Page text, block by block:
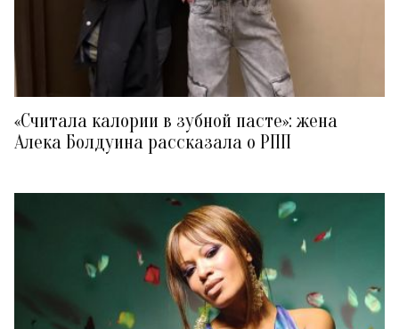
«Считала калории в зубной пасте»: жена
Алека Болдуина рассказала о РПП